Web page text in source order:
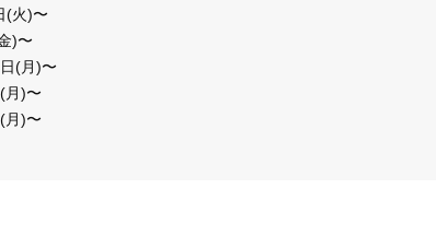
(火)〜
)〜
(月)〜
月)〜
月)〜